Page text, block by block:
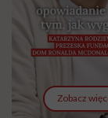
Zobacz